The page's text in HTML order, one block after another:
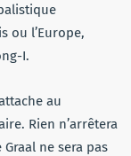
ou l’Europe,
I.
au
Rien n’arrêtera
ne sera pas